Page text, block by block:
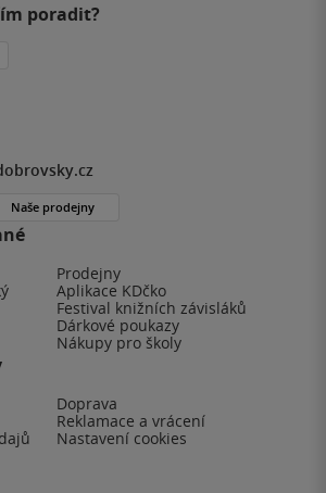
Prodejny
Aplikace KDčko
Festival knižních závisláků
Dárkové poukazy
Nákupy pro školy
Doprava
Reklamace a vrácení
Nastavení cookies
poradit?
Naše prodejny